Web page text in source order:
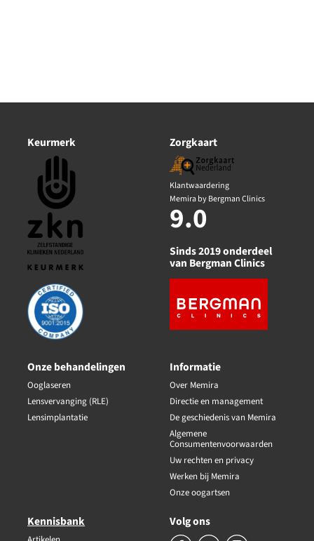
Keurmerk Zorgkaart
Klantwaardering
Memira by Bergman Clinics
9.0
Sinds 2019 onderdeel
van Bergman Clinics
Onze behandelingen
Ooglaseren
Lensvervanging (RLE)
Lensimplantatie
Informatie
Over Memira
Directie en management
De geschiedenis van Memira
Algemene
Consumentenvoorwaarden
Uw rechten en privacy
Werken bij Memira
Onze oogartsen
Kennisbank Volg ons